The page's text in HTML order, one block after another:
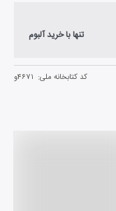
تنها با خرید آلبوم
کد کتابخانه ملی: ۴۶۷۱و